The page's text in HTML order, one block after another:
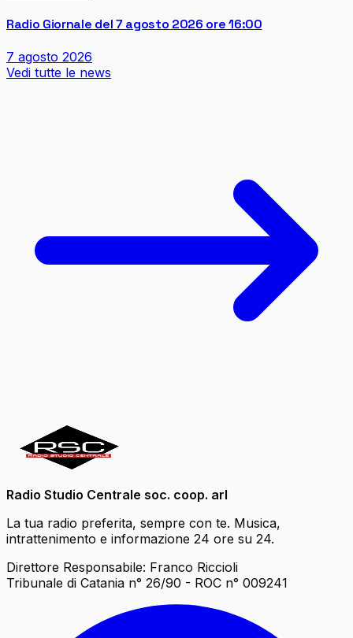
Radio Giornale del 7 agosto 2026 ore 16:00
7 agosto 2026
Vedi tutte le news
Radio Studio Centrale soc. coop. arl
La tua radio preferita, sempre con te. Musica,
intrattenimento e informazione 24 ore su 24.
Direttore Responsabile: Franco Riccioli
Tribunale di Catania n° 26/90 - ROC n° 009241